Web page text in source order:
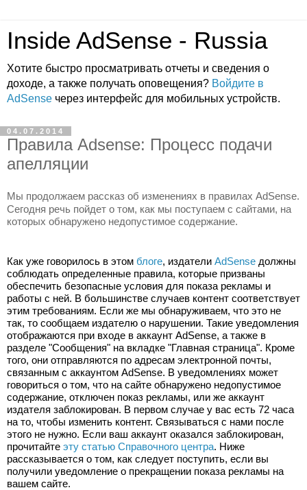
Inside AdSense - Russia
Хотите быстро просматривать отчеты и сведения о
доходе, а также получать оповещения? Войдите в
AdSense через интерфейс для мобильных устройств.
04.07.2014
Правила Adsense: Процесс подачи
апелляции
Мы продолжаем рассказ об изменениях в правилах AdSense.
Сегодня речь пойдет о том, как мы поступаем с сайтами, на
которых обнаружено недопустимое содержание.
Как уже говорилось в этом блоге, издатели AdSense должны
соблюдать определенные правила, которые призваны
обеспечить безопасные условия для показа рекламы и
работы с ней. В большинстве случаев контент соответствует
этим требованиям. Если же мы обнаруживаем, что это не
так, то сообщаем издателю о нарушении. Такие уведомления
отображаются при входе в аккаунт AdSense, а также в
разделе "Сообщения" на вкладке "Главная страница". Кроме
того, они отправляются по адресам электронной почты,
связанным с аккаунтом AdSense. В уведомлениях может
говориться о том, что на сайте обнаружено недопустимое
содержание, отключен показ рекламы, или же аккаунт
издателя заблокирован. В первом случае у вас есть 72 часа
на то, чтобы изменить контент. Связываться с нами после
этого не нужно. Если ваш аккаунт оказался заблокирован,
прочитайте эту статью Справочного центра. Ниже
рассказывается о том, как следует поступить, если вы
получили уведомление о прекращении показа рекламы на
вашем сайте.